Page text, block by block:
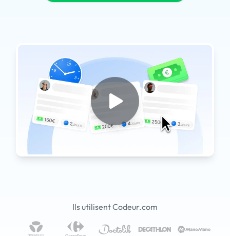
Ils utilisent Codeur.com